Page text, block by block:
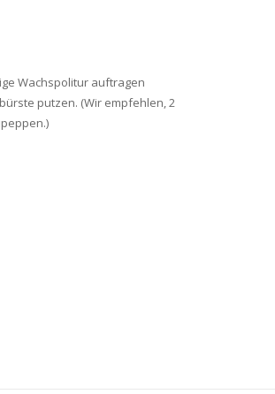
Wachspolitur auftragen
putzen. (Wir empfehlen, 2